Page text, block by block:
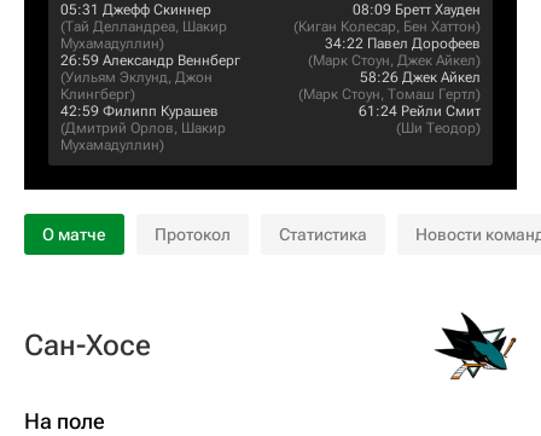
05:31 Джефф Скиннер
(Тай Делландреа, Шакир
Мухамадуллин)
26:59 Александр Веннберг
(Уильям Эклунд, Джон
Клингберг)
42:59 Филипп Курашев
(Дмитрий Орлов, Шакир
Мухамадуллин)
08:09 Бретт Хауден
(Киган Колесар, Бен Хаттон)
34:22 Павел Дорофеев
(Марк Стоун, Джек Айкел)
58:26 Джек Айкел
(Марк Стоун, Томаш Гертл)
61:24 Рейли Смит
(Ши Теодор)
О матче Протокол Статистика Новости
Сан-Хосе
На поле